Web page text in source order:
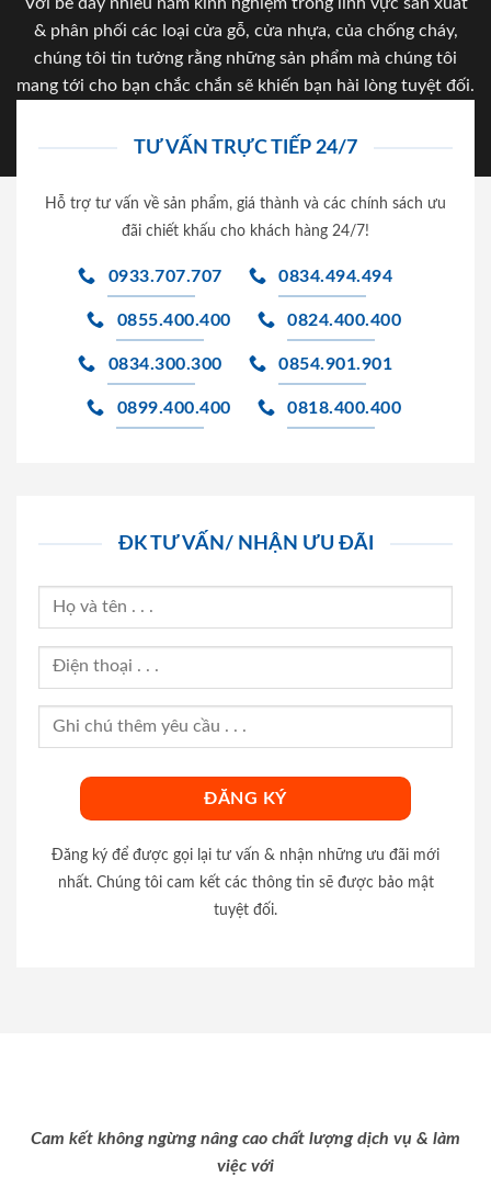
Với bề dày nhiều năm kinh nghiệm trong lĩnh vực sản xuất
& phân phối các loại cửa gỗ, cửa nhựa, của chống cháy,
chúng tôi tin tưởng rằng những sản phẩm mà chúng tôi
mang tới cho bạn chắc chắn sẽ khiến bạn hài lòng tuyệt đối.
TƯ VẤN TRỰC TIẾP 24/7
Hỗ trợ tư vấn về sản phẩm, giá thành và các chính sách ưu
đãi chiết khấu cho khách hàng 24/7!
0933.707.707 0834.494.494
0855.400.400 0824.400.400
0834.300.300 0854.901.901
0899.400.400 0818.400.400
ĐK TƯ VẤN/ NHẬN ƯU ĐÃI
Đăng ký để được gọi lại tư vấn & nhận những ưu đãi mới
nhất. Chúng tôi cam kết các thông tin sẽ được bảo mật
tuyệt đối.
Cam kết không ngừng nâng cao chất lượng dịch vụ & làm
việc với